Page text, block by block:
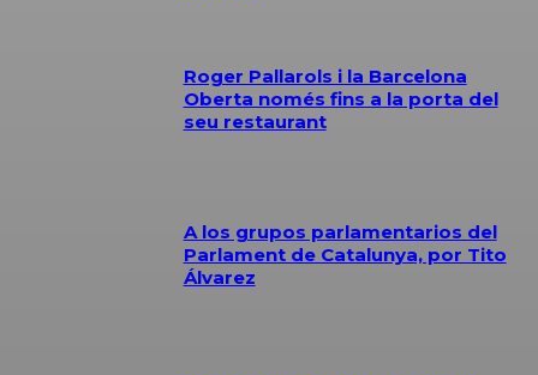
Roger Pallarols i la Barcelona
Oberta només fins a la porta del
seu restaurant
A los grupos parlamentarios del
Parlament de Catalunya, por Tito
Álvarez